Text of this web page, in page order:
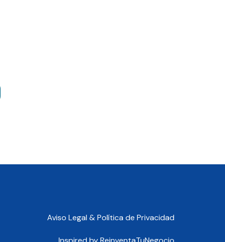
Aviso Legal & Política de Privacidad